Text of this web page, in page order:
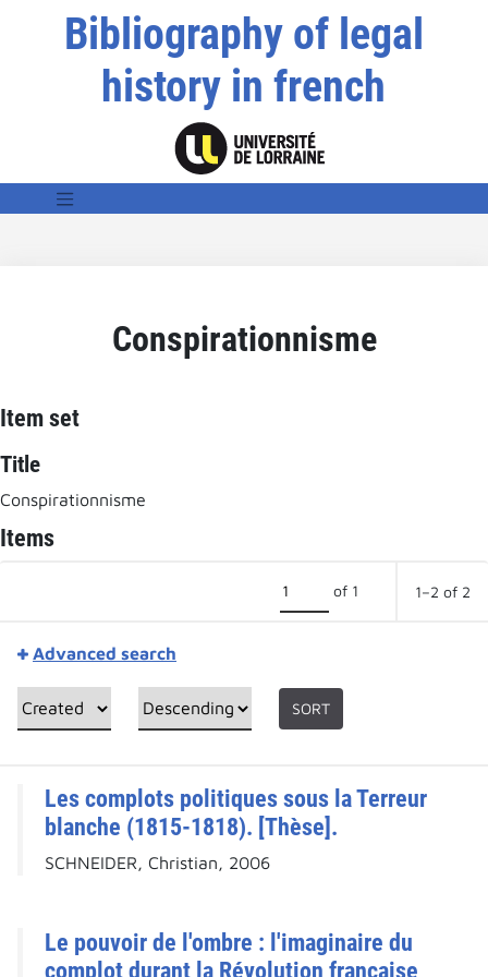
Bibliography of legal
history in french
Conspirationnisme
Item set
Title
Conspirationnisme
Items
of 1 1–2 of 2
Advanced search
SORT
Les complots politiques sous la Terreur
blanche (1815-1818). [Thèse].
SCHNEIDER, Christian, 2006
Le pouvoir de l'ombre : l'imaginaire du
complot durant la Révolution française